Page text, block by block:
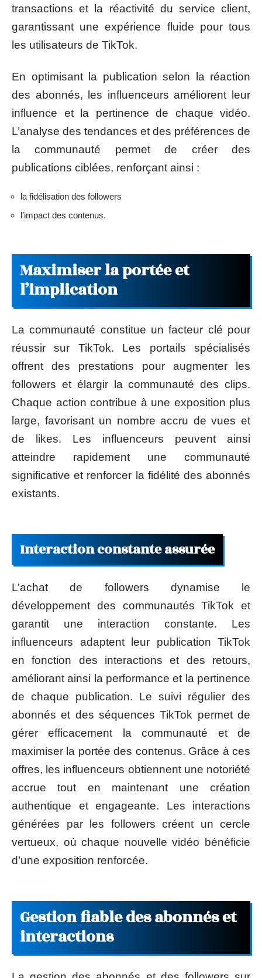
transactions et la réactivité du service client,
garantissant une expérience fluide pour tous
les utilisateurs de TikTok.
En optimisant la publication selon la réaction
des abonnés, les influenceurs améliorent leur
influence et la pertinence de chaque vidéo.
L’analyse des tendances et des préférences de
la communauté permet de créer des
publications ciblées, renforçant ainsi :
la fidélisation des followers
l’impact des contenus.
Maximiser la portée et
l’implication
La communauté constitue un facteur clé pour
réussir sur TikTok. Les portails spécialisés
offrent des prestations pour augmenter les
followers et élargir la communauté des clips.
Chaque action contribue à une exposition plus
large, favorisant un nombre accru de vues et
de likes. Les influenceurs peuvent ainsi
atteindre rapidement une communauté
significative et renforcer la fidélité des abonnés
existants.
Interaction constante assurée
L’achat de followers dynamise le
développement des communautés TikTok et
garantit une interaction constante. Les
influenceurs adaptent leur publication TikTok
en fonction des interactions et des retours,
améliorant ainsi la performance et la pertinence
de chaque publication. Le suivi régulier des
abonnés et des séquences TikTok permet de
gérer efficacement la communauté et de
maximiser la portée des contenus. Grâce à ces
offres, les influenceurs obtiennent une notoriété
accrue tout en maintenant une création
authentique et engageante. Les interactions
générées par les followers créent un cercle
vertueux, où chaque nouvelle vidéo bénéficie
d’une exposition renforcée.
Gestion fiable des abonnés et
interactions